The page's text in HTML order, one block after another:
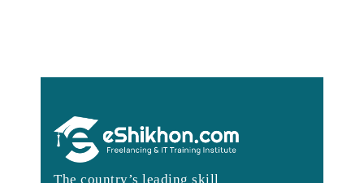
The country’s leading skill